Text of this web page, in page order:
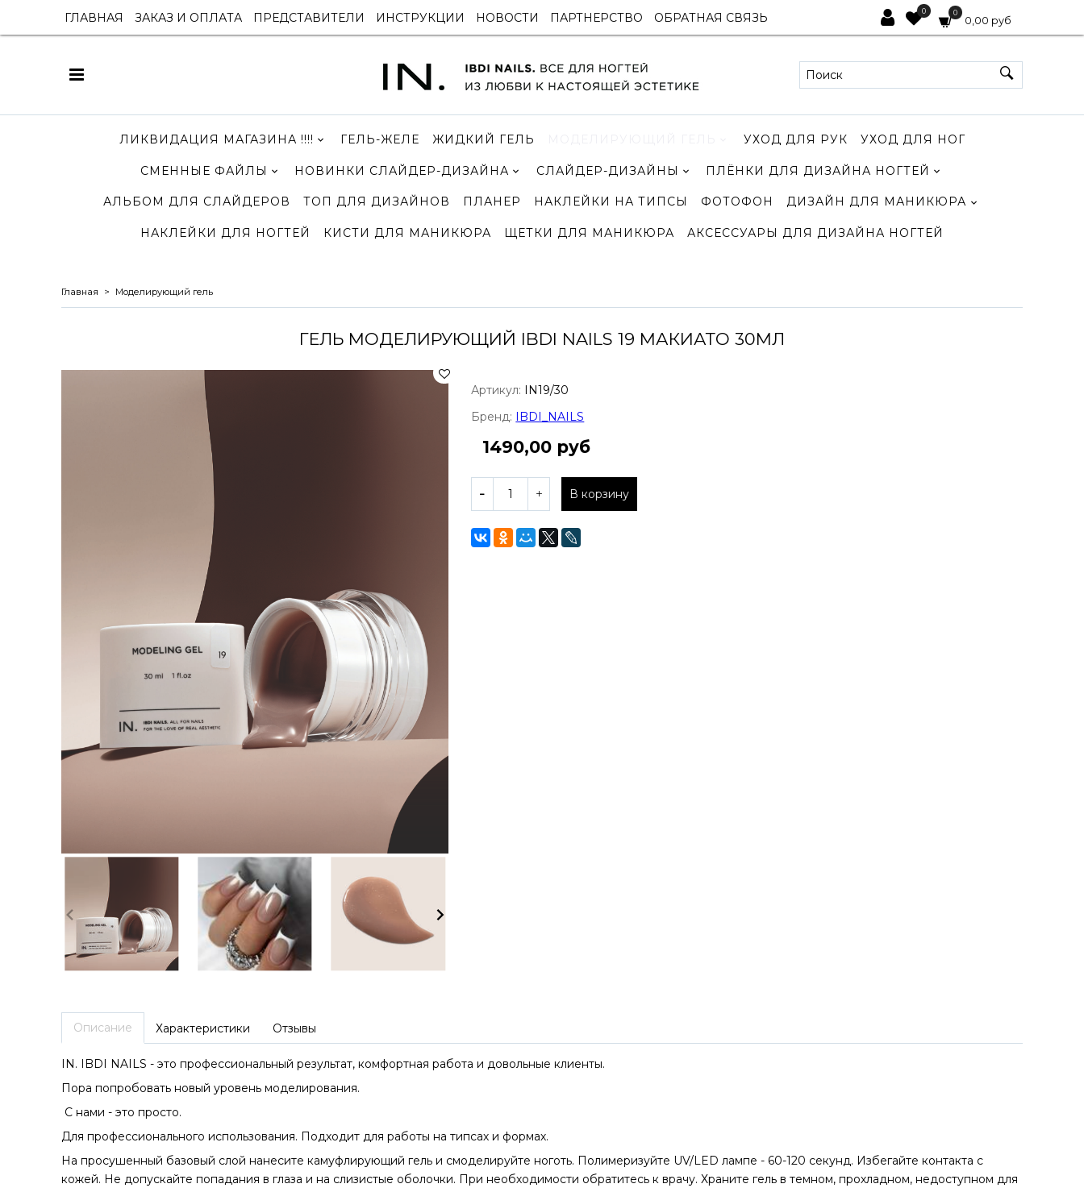
ГЛАВНАЯ ЗАКАЗ И ОПЛАТА ПРЕДСТАВИТЕЛИ ИНСТРУКЦИИ НОВОСТИ ПАРТНЕРСТВО ОБРАТНАЯ СВЯЗЬ 0 0
0,00 руб
ЛИКВИДАЦИЯ МАГАЗИНА !!!! ГЕЛЬ-ЖЕЛЕ ЖИДКИЙ ГЕЛЬ УХОД ДЛЯ РУК УХОД ДЛЯ НОГ
СМЕННЫЕ ФАЙЛЫ НОВИНКИ СЛАЙДЕР-ДИЗАЙНА СЛАЙДЕР-ДИЗАЙНЫ ПЛЁНКИ ДЛЯ ДИЗАЙНА НОГТЕЙ
АЛЬБОМ ДЛЯ СЛАЙДЕРОВ ТОП ДЛЯ ДИЗАЙНОВ ПЛАНЕР НАКЛЕЙКИ НА ТИПСЫ ФОТОФОН ДИЗАЙН ДЛЯ МАНИКЮРА
НАКЛЕЙКИ ДЛЯ НОГТЕЙ КИСТИ ДЛЯ МАНИКЮРА ЩЕТКИ ДЛЯ МАНИКЮРА АКСЕССУАРЫ ДЛЯ ДИЗАЙНА НОГТЕЙ
Главная Моделирующий гель
ГЕЛЬ МОДЕЛИРУЮЩИЙ IBDI NAILS 19 МАКИАТО 30МЛ
Артикул: IN19/30
Бренд: IBDI_NAILS
1490,00 руб
В корзину
Описание
IN. IBDI NAILS - это профессиональный результат, комфортная работа и довольные клиенты.
Пора попробовать новый уровень моделирования.
C нами - это просто.
Для профессионального использования. Подходит для работы на типсах и формах.
На просушенный базовый слой нанесите камуфлирующий гель и смоделируйте ноготь. Полимеризуйте UV/LED лампе - 60-120 секунд. Избегайте контакта с
кожей. Не допускайте попадания в глаза и на слизистые оболочки. При необходимости обратитесь к врачу. Храните гель в темном, прохладном, недоступном для
Характеристики Отзывы